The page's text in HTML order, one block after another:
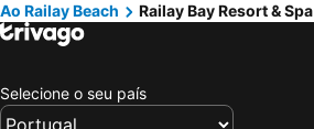
Ao Railay Beach
Railay Bay Resort & Spa
Selecione o seu país